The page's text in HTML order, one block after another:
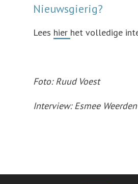
Nieuwsgierig?
Lees hier het volledige
Foto:Ruud Voest
Interview: Esmee Weerden